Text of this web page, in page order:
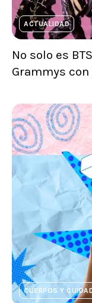
ACTUALIDAD
No solo es
Grammys
CUERPOS Y